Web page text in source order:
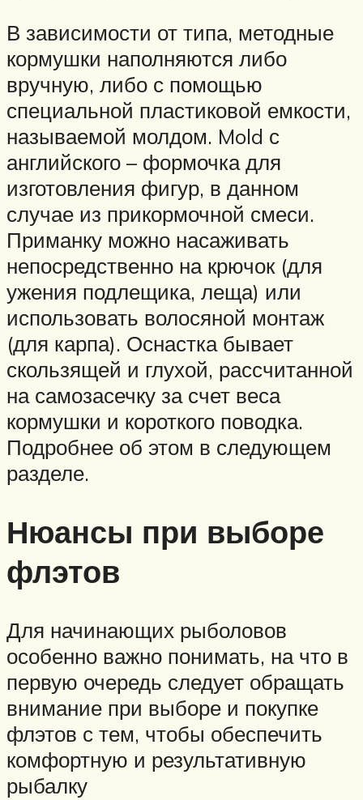
В зависимости от типа, методные
кормушки наполняются либо
вручную, либо с помощью
специальной пластиковой емкости,
называемой молдом. Mold с
английского – формочка для
изготовления фигур, в данном
случае из прикормочной смеси.
Приманку можно насаживать
непосредственно на крючок (для
ужения подлещика, леща) или
использовать волосяной монтаж
(для карпа). Оснастка бывает
скользящей и глухой, рассчитанной
на самозасечку за счет веса
кормушки и короткого поводка.
Подробнее об этом в следующем
разделе.
Нюансы при выборе
флэтов
Для начинающих рыболовов
особенно важно понимать, на что в
первую очередь следует обращать
внимание при выборе и покупке
флэтов с тем, чтобы обеспечить
комфортную и результативную
рыбалку